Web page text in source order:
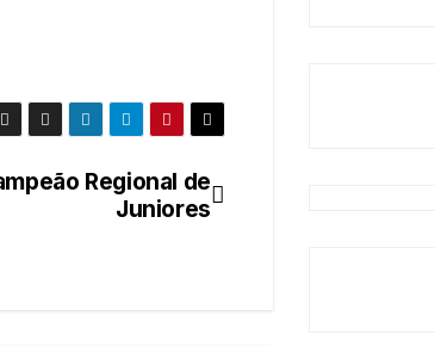
Regional de
Juniores